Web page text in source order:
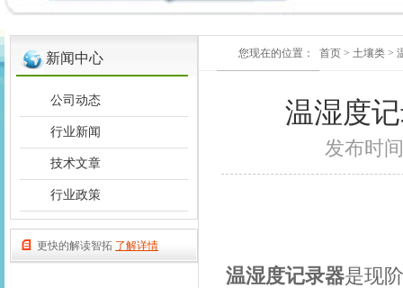
新闻中心
公司动态
行业新闻
技术文章
行业政策
更快的解读智拓 了解详情
您现在的位置： 首页 > 土壤类 >
温湿度
发布时
温湿度记录器是现